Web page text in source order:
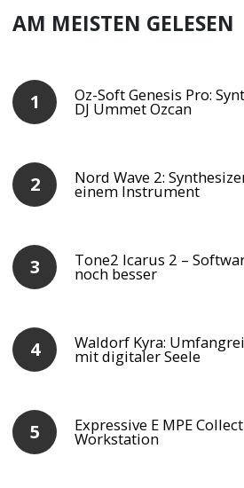
AM MEISTEN GELESEN
Oz-Soft Genesis Pro:
DJ Ummet Ozcan
Nord Wave 2:
einem Instrument
Tone2 Icarus 2 –
noch besser
Waldorf Kyra:
mit digitaler Seele
Expressive E MPE
Workstation